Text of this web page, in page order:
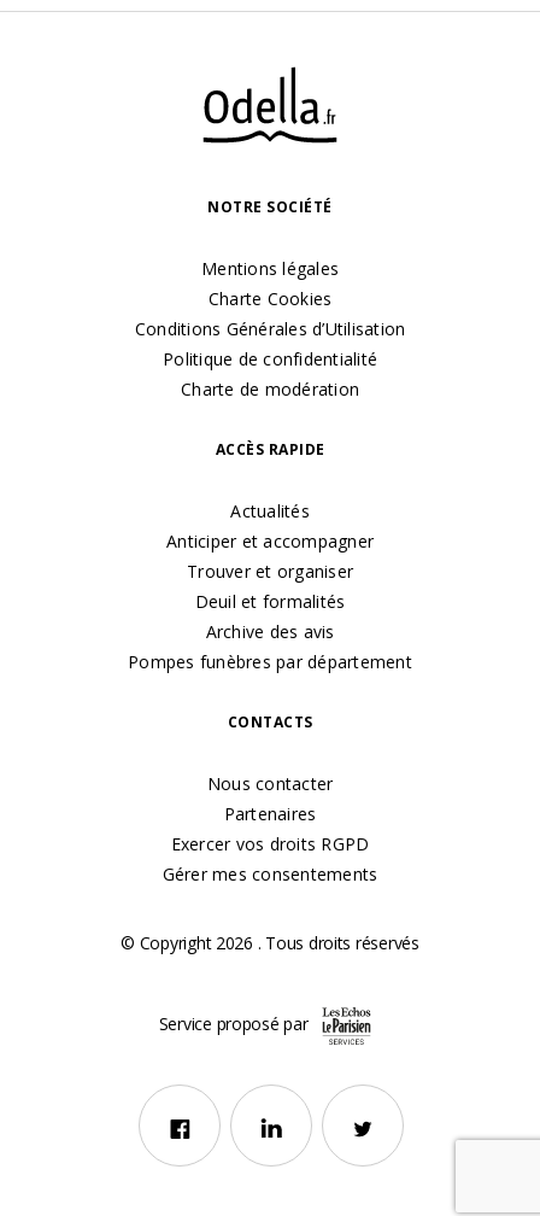
NOTRE SOCIÉTÉ
Mentions légales
Charte Cookies
Conditions Générales d’Utilisation
Politique de confidentialité
Charte de modération
ACCÈS RAPIDE
Actualités
Anticiper et accompagner
Trouver et organiser
Deuil et formalités
Archive des avis
Pompes funèbres par département
CONTACTS
Nous contacter
Partenaires
Exercer vos droits RGPD
Gérer mes consentements
© Copyright 2026 . Tous droits réservés
Service proposé par